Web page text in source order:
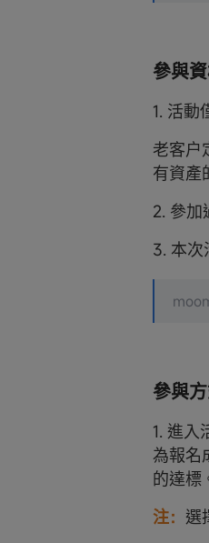
參與
1. 活動
老客户
有資產
2. 參加
3. 本次
參與
1. 進入
為報名
的達標
注： 選